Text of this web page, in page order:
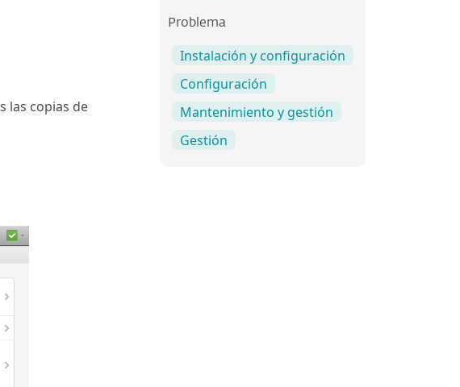
las copias de
Problema
Instalación y configuración
Configuración
Mantenimiento y gestión
Gestión